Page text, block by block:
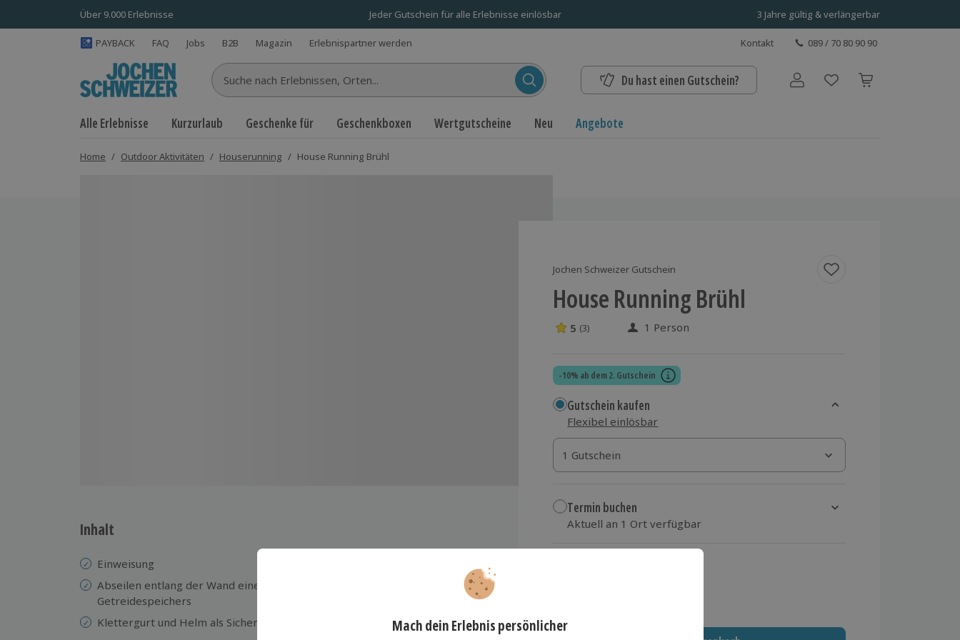
Über 9.000 Erlebnisse Jeder Gutschein für alle Erlebnisse einlösbar 3 Jahre gültig & verlängerbar
PAYBACK FAQ Jobs B2B Magazin Erlebnispartner werden Kontakt 089 / 70 80 90 90
Suche nach Erlebnissen... Du hast einen Gutschein? Benutzerkonto
Alle Erlebnisse Kurzurlaub Geschenke für Geschenkboxen Wertgutscheine Neu Angebote
Home / Outdoor Aktivitäten / Houserunning / House Running Brühl
Jochen Schweizer Gutschein
House Running Brühl
5 Sterne von 5 aus 3 Bewertungen
5 (3) 1 Person
-10% ab dem 2. Gutschein
Gutschein kaufen
Flexibel einlösbar
1 Gutschein
1 Gutschein
1 Gutschein
Termin buchen
Aktuell an 1 Ort verfügbar
Wähle im nächsten Schritt einen Termin aus
Inhalt
Einweisung
Abseilen entlang der Wand eines 50 Meter hohen, ehemaligen
Getreidespeichers
Klettergurt und Helm als Sicherheitsausrüstung